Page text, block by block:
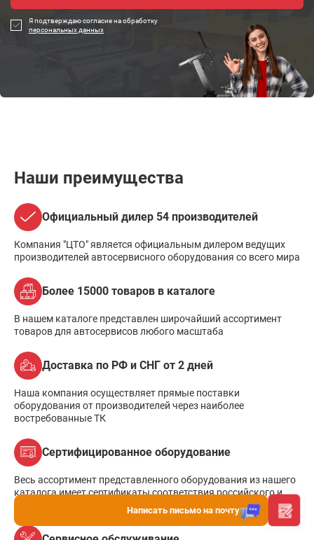
Я подтверждаю согласие на обработку
персональных данных
Наши преимущества
Официальный дилер 54 производителей
Компания "ЦТО" является официальным дилером ведущих
производителей автосервисного оборудования со всего мира
Более 15000 товаров в каталоге
В нашем каталоге представлен широчайший ассортимент
товаров для автосервисов любого масштаба
Доставка по РФ и СНГ от 2 дней
Наша компания осуществляет прямые поставки
оборудования от производителей через наиболее
востребованные ТК
Сертифицированное оборудование
Весь ассортимент представленного оборудования из нашего
каталога имеет сертификаты соответствия российского и
международного стандартаНаписать письмо на почту